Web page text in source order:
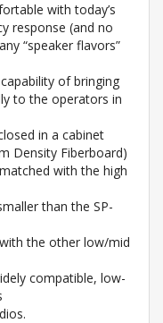
with today’s
response (and no
“speaker flavors”
of bringing
to the operators in
in a cabinet
Density Fiberboard)
with the high
than the SP-
the other low/mid
compatible, low-